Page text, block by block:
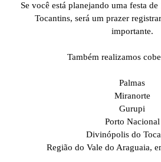
Se você está planejando uma festa
Tocantins, será um prazer
importante.
Também realizamos
Palmas
Miranorte
Gurupi
Porto Nacional
Divinópolis do
Região do Vale do Araguaia,